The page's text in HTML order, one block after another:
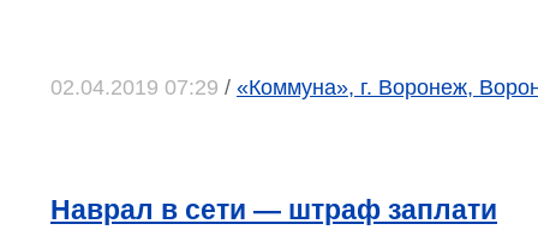
02.04.2019 07:29 / «Коммуна», г. Воронеж,
Наврал в сети — штраф заплати